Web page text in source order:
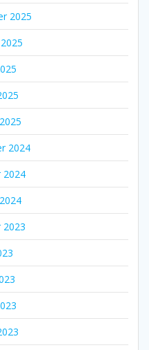
2025
2024
2024
2023